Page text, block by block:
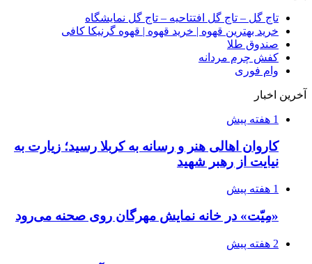
تاج گل – تاج گل افتتاحیه – تاج گل نمایشگاه
خرید بهترین قهوه | خرید قهوه | قهوه گرنیکا کافی
صندوق طلا
کفش چرم مردانه
وام فوری
آخرین اخبار
1 هفته پیش
کاروان اهالی هنر و رسانه به کربلا رسید؛ زیارت به
نیایت از رهبر شهید
1 هفته پیش
«مِیّت» در خانه نمایش مهرگان روی صحنه می‌رود
2 هفته پیش